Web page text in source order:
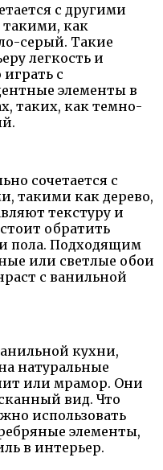
с другими
как
серый. Такие
легкость и
с
элементы в
таких, как темно-
сочетается с
такими как дерево,
текстуру и
обратить
пола. Подходящим
или светлые обои
с ванильной
кухни,
натуральные
или мрамор. Они
вид. Что
использовать
элементы,
в интерьер.